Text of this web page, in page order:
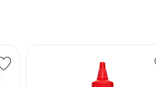
Получить прайс-лист